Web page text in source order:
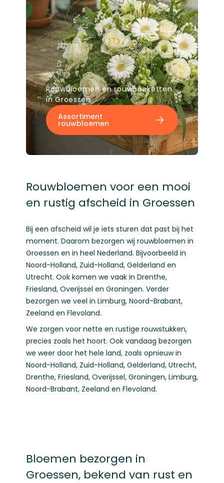
Rouwbloemen en rouwboeketten
in Groessen
Assortiment
rouwbloemen
Rouwbloemen voor een mooi
en rustig afscheid in Groessen
Bij een afscheid wil je iets sturen dat past bij het
moment. Daarom bezorgen wij rouwbloemen in
Groessen en in heel Nederland. Bijvoorbeeld in
Noord-Holland, Zuid-Holland, Gelderland en
Utrecht. Ook komen we vaak in Drenthe,
Friesland, Overijssel en Groningen. Verder
bezorgen we veel in Limburg, Noord-Brabant,
Zeeland en Flevoland.
We zorgen voor nette en rustige rouwstukken,
precies zoals het hoort. Ook vandaag bezorgen
we weer door het hele land, zoals opnieuw in
Noord-Holland, Zuid-Holland, Gelderland, Utrecht,
Drenthe, Friesland, Overijssel, Groningen, Limburg,
Noord-Brabant, Zeeland en Flevoland.
Bloemen bezorgen in
Groessen, bekend van rust en